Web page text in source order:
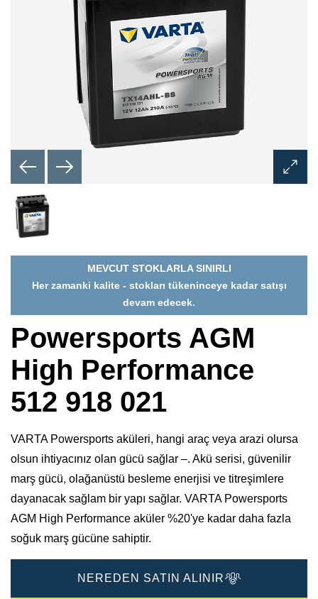
Aç
MEVCUT STOKLARLA SINIRLI
Her zamanki kalite - stokları tükeninceye kadar satışı
devam edecek.
Powersports AGM
High Performance
512 918 021
VARTA Powersports aküleri, hangi araç veya arazi olursa
olsun ihtiyacınız olan gücü sağlar –. Akü serisi, güvenilir
marş gücü, olağanüstü besleme enerjisi ve titreşimlere
dayanacak sağlam bir yapı sağlar. VARTA Powersports
AGM High Performance aküler %20'ye kadar daha fazla
soğuk marş gücüne sahiptir.
NEREDEN SATIN ALINIR